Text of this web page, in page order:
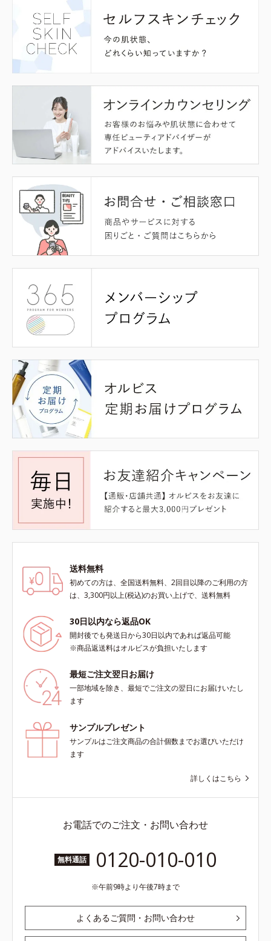
送料無料
初めての方は、全国送料無料、2回目以降のご利用の方
は、3,300円以上(税込)のお買い上げで、送料無料
30日以内なら返品OK
開封後でも発送日から30日以内であれば返品可能
※商品返送料はオルビスが負担いたします
最短ご注文翌日お届け
一部地域を除き、最短でご注文の翌日にお届けいたし
ます
サンプルプレゼント
サンプルはご注文商品の合計個数までお選びいただけ
ます
詳しくはこちら
お電話でのご注文・お問い合わせ
無料通話 0120-010-010
午前9時より午後7時まで
よくあるご質問・お問い合わせ